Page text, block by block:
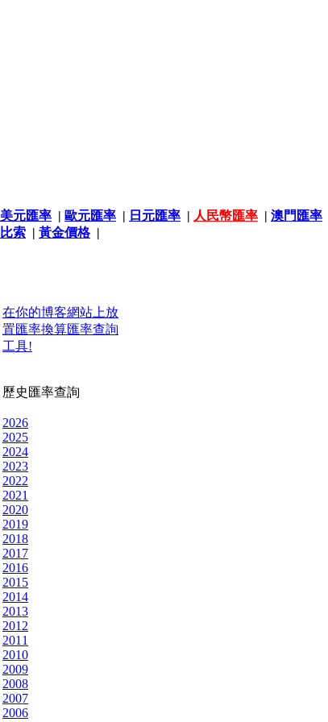
美元匯率 | 歐元匯率 | 日元匯率 | 人民幣匯率 | 澳門匯率
比索 | 黃金價格|
在你的博客網站上放
置匯率換算匯率查詢
工具!
歷史匯率查詢
2026
2025
2024
2023
2022
2021
2020
2019
2018
2017
2016
2015
2014
2013
2012
2011
2010
2009
2008
2007
2006